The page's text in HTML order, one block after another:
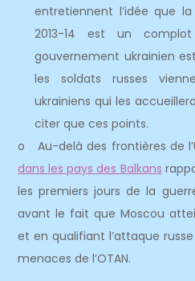
entretiennent l’idée que
2013-14 est un
gouvernement ukrainien
les soldats russes
ukrainiens qui les
citer que ces points.
o Au-delà des frontières de
dans les pays des Balkans
les premiers jours de la
avant le fait que Moscou
et en qualifiant l’attaque
menaces de l’OTAN.